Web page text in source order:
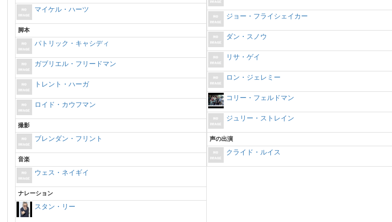
マイケル・ハーツ
脚本
パトリック・キャシディ
ガブリエル・フリードマン
トレント・ハーガ
ロイド・カウフマン
撮影
ブレンダン・フリント
音楽
ウェス・ネイギイ
ナレーション
スタン・リー
ジョー・フライシェイカー
ダン・スノウ
リサ・ゲイ
ロン・ジェレミー
コリー・フェルドマン
ジュリー・ストレイン
声の出演
クライド・ルイス